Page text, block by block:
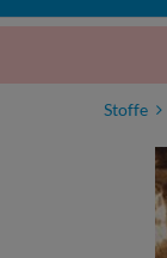
Stoffe